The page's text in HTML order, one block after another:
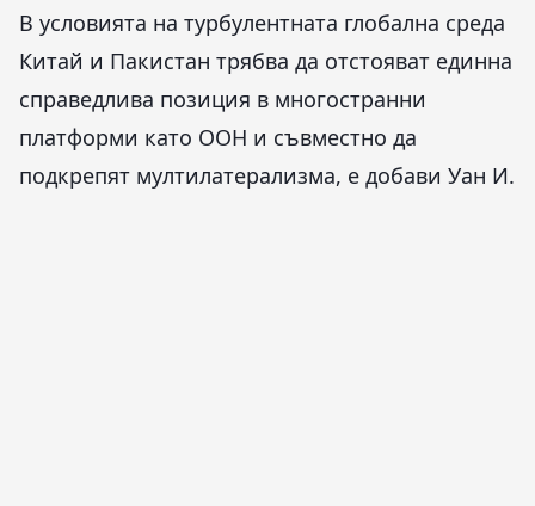
В условията на турбулентната глобална среда
Китай и Пакистан трябва да отстояват единна
справедлива позиция в многостранни
платформи като ООН и съвместно да
подкрепят мултилатерализма, е добави Уан И.